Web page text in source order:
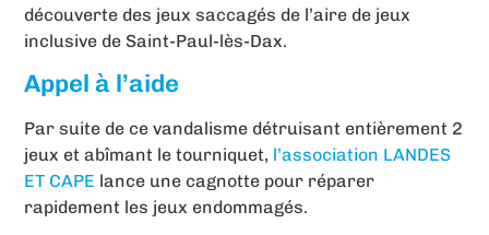
découverte des jeux saccagés de l’aire de jeux
inclusive de Saint-Paul-lès-Dax.
Appel à l’aide
Par suite de ce vandalisme détruisant entièrement 2
jeux et abîmant le tourniquet, l’association LANDES
ET CAPE lance une cagnotte pour réparer
rapidement les jeux endommagés.